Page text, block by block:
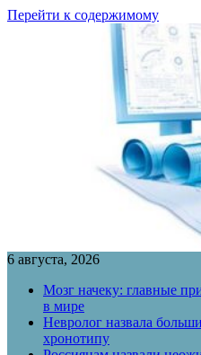
Перейти к содержимому
6 августа, 2026
Мозг начеку: главные
в мире
Невролог назвала
хронотипу